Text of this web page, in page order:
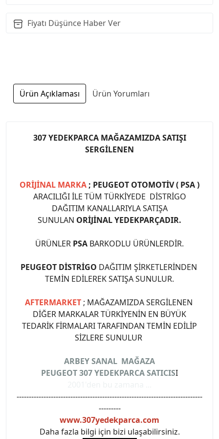
Fiyatı Düşünce Haber Ver
Ürün Açıklaması Ürün Yorumları
307 YEDEKPARCA MAĞAZAMIZDA SATIŞI
SERGİLENEN
ORİJİNAL MARKA ; PEUGEOT OTOMOTİV ( PSA )
ARACILIĞI İLE TÜM TÜRKİYEDE DİSTRİGO
DAĞITIM KANALLARIYLA SATIŞA
SUNULAN ORİJİNAL YEDEKPARÇADIR.
ÜRÜNLER PSA BARKODLU ÜRÜNLERDİR.
PEUGEOT DİSTRİGO DAĞITIM ŞİRKETLERİNDEN
TEMİN EDİLEREK SATIŞA SUNULUR.
AFTERMARKET ; MAĞAZAMIZDA SERGİLENEN
DİĞER MARKALAR TÜRKİYENİN EN BÜYÜK
TEDARİK FİRMALARI TARAFINDAN TEMİN EDİLİP
SİZLERE SUNULUR
ARBEY SANAL MAĞAZA
PEUGEOT 307 YEDEKPARCA SATICISI
----------------------------------------------------------------------------
---------
www.307yedekparca.com
Daha fazla bilgi için bizi ulaşabilirsiniz.